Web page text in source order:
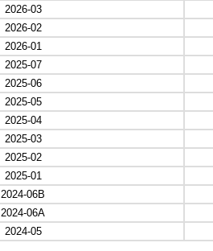
2026-03
2026-02
2026-01
2025-07
2025-06
2025-05
2025-04
2025-03
2025-02
2025-01
2024-06B
2024-06A
2024-05